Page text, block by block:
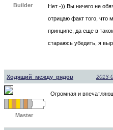
Builder
Нет -)) Вы ничего не
отрицаю факт того, что
принципе, да еще в
стараюсь убедить, я
Ходящий_между_рядов 2013-
Master
Огромная и